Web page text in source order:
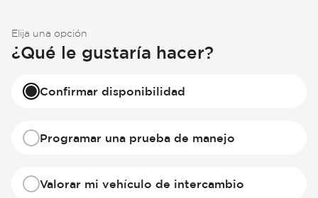
Elija una opción
¿Qué le gustaría hacer?
Confirmar disponibilidad
Programar una prueba de manejo
Valorar mi vehículo de intercambio